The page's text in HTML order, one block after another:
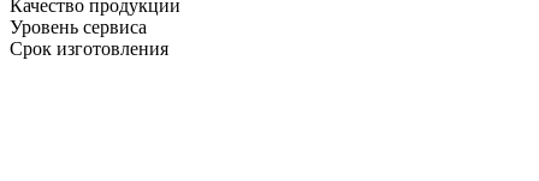
Качество продукции
Уровень сервиса
Срок изготовления